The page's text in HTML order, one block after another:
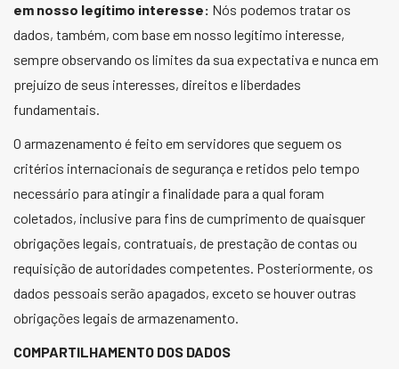
em nosso legítimo interesse: Nós podemos tratar os
dados, também, com base em nosso legítimo interesse,
sempre observando os limites da sua expectativa e nunca em
prejuízo de seus interesses, direitos e liberdades
fundamentais.
O armazenamento é feito em servidores que seguem os
critérios internacionais de segurança e retidos pelo tempo
necessário para atingir a finalidade para a qual foram
coletados, inclusive para fins de cumprimento de quaisquer
obrigações legais, contratuais, de prestação de contas ou
requisição de autoridades competentes. Posteriormente, os
dados pessoais serão apagados, exceto se houver outras
obrigações legais de armazenamento.
COMPARTILHAMENTO DOS DADOS